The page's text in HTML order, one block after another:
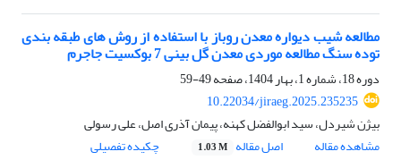
مطالعه شیب دیواره معدن روباز با استفاده از روش ‌های طبقه بندی
توده سنگ مطالعه موردی معدن گل بینی 7 بوکسیت جاجرم
دوره 18، شماره 1، بهار 1404، صفحه
49-59
10.22034/jiraeg.2025.235235
بیژن شیردل، سید ابوالفضل کهنه، پیمان آذری اصل، علی رسولی
مشاهده مقاله
اصل مقاله 1.03 M چکیده تفصیلی